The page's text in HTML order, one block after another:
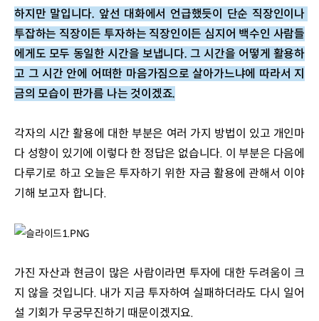
하지만 말입니다. 앞선 대화에서 언급했듯이 단순 직장인이나
투잡하는 직장이든 투자하는 직장인이든 심지어 백수인 사람들
에게도 모두 동일한 시간을 보냅니다. 그 시간을 어떻게 활용하
고 그 시간 안에 어떠한 마음가짐으로 살아가느냐에 따라서 지
금의 모습이 판가름 나는 것이겠죠.
각자의 시간 활용에 대한 부분은 여러 가지 방법이 있고 개인마
다 성향이 있기에 이렇다 한 정답은 없습니다. 이 부분은 다음에
다루기로 하고 오늘은 투자하기 위한 자금 활용에 관해서 이야
기해 보고자 합니다.
가진 자산과 현금이 많은 사람이라면 투자에 대한 두려움이 크
지 않을 것입니다. 내가 지금 투자하여 실패하더라도 다시 일어
설 기회가 무궁무진하기 때문이겠지요.